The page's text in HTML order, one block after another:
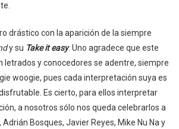
drástico con la aparición de la siempre
y su Take it easy. Uno agradece que este
letrados y conocedores se adentre, siempre
woogie, pues cada interpretación suya es
Es cierto, para ellos interpretar
a nosotros sólo nos queda celebrarlos a
Bosques, Javier Reyes, Mike Nu Na y